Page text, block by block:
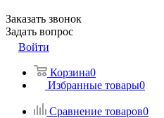
Заказать звонок
Задать вопрос
Войти
Корзина0
Избранные товары0
Сравнение товаров0